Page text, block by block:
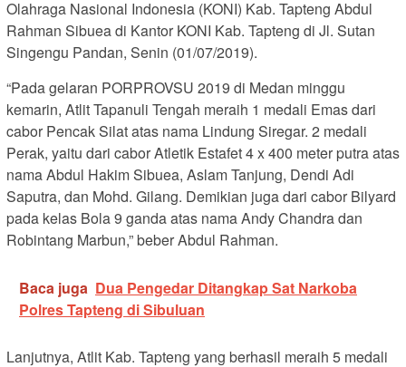
Olahraga Nasional Indonesia (KONI) Kab. Tapteng Abdul
Rahman Sibuea di Kantor KONI Kab. Tapteng di Jl. Sutan
Singengu Pandan, Senin (01/07/2019).
“Pada gelaran PORPROVSU 2019 di Medan minggu
kemarin, Atlit Tapanuli Tengah meraih 1 medali Emas dari
cabor Pencak Silat atas nama Lindung Siregar. 2 medali
Perak, yaitu dari cabor Atletik Estafet 4 x 400 meter putra atas
nama Abdul Hakim Sibuea, Aslam Tanjung, Dendi Adi
Saputra, dan Mohd. Gilang. Demikian juga dari cabor Bilyard
pada kelas Bola 9 ganda atas nama Andy Chandra dan
Robintang Marbun,” beber Abdul Rahman.
Baca juga Dua Pengedar Ditangkap Sat Narkoba
Polres Tapteng di Sibuluan
Lanjutnya, Atlit Kab. Tapteng yang berhasil meraih 5 medali